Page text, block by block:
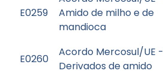
E0259
Amido de milho e de
mandioca
E0260
Acordo Mercosul/UE -
Derivados de amido